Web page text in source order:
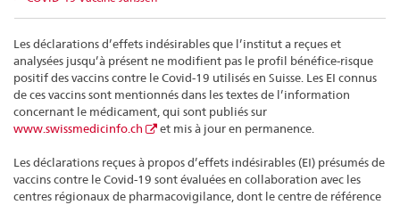
Les déclarations d’effets indésirables que l’institut a reçues et
analysées jusqu’à présent ne modifient pas le profil bénéfice-risque
positif des vaccins contre le Covid-19 utilisés en Suisse. Les EI connus
de ces vaccins sont mentionnés dans les textes de l’information
concernant le médicament, qui sont publiés sur
www.swissmedicinfo.ch
et mis à jour en permanence.
Les déclarations reçues à propos d’effets indésirables (EI) présumés de
vaccins contre le Covid-19 sont évaluées en collaboration avec les
centres régionaux de pharmacovigilance, dont le centre de référence